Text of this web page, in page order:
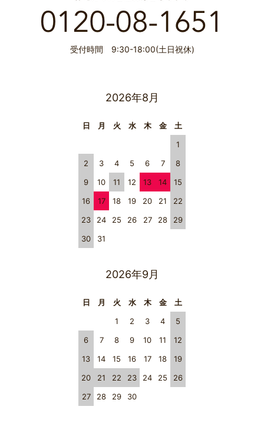
受付時間 9:30-18:00(土日祝休)
2026年8月
日 月 火 水 木 金
土
1
2
3 4 5 6 7
8
9
10 11 12 13 14
15
16
17 18 19 20 21
22
23
24 25 26 27 28
29
30
31
2026年9月
日 月 火 水 木 金
土
1
2 3 4
5
6
7 8 9 10 11
12
13
14 15 16 17 18
19
20
21 22 23 24 25
26
27
28 29 30